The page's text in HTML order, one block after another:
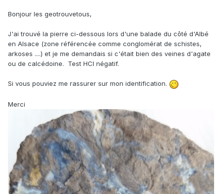
Bonjour les geotrouvetous,
J'ai trouvé la pierre ci-dessous lors d'une balade du côté d'Albé
en Alsace (zone référencée comme conglomérat de schistes,
arkoses ....) et je me demandais si c'était bien des veines d'agate
ou de calcédoine. Test HCl négatif.
Si vous pouviez me rassurer sur mon identification.
Merci